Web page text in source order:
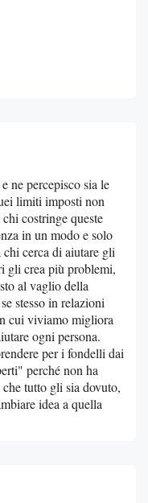
ne percepisco sia le
limiti imposti non
costringe queste
in un modo e solo
cerca di aiutare gli
gli crea più problemi,
al vaglio della
stesso in relazioni
cui viviamo migliora
ogni persona.
per i fondelli dai
perché non ha
tutto gli sia dovuto,
idea a quella